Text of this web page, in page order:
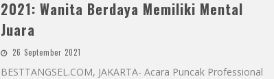
2021: Wanita Berdaya Memiliki Mental
Juara
26 September 2021
BESTTANGSEL.COM, JAKARTA- Acara Puncak Professional